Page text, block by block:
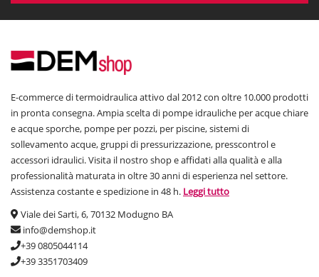
E-commerce di termoidraulica attivo dal 2012 con oltre 10.000 prodotti
in pronta consegna. Ampia scelta di pompe idrauliche per acque chiare
e acque sporche, pompe per pozzi, per piscine, sistemi di
sollevamento acque, gruppi di pressurizzazione, presscontrol e
accessori idraulici. Visita il nostro shop e affidati alla qualità e alla
professionalità maturata in oltre 30 anni di esperienza nel settore.
Assistenza costante e spedizione in 48 h. Leggi tutto
Viale dei Sarti, 6, 70132 Modugno BA
info@demshop.it
+39 0805044114
+39 3351703409